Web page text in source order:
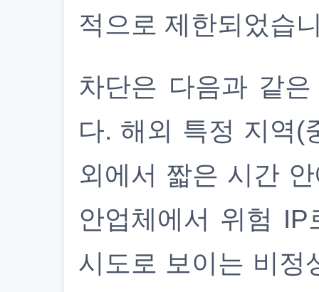
적으로 제한되었습
차단은 다음과 같
다. 해외 특정 지역(
외에서 짧은 시간
안업체에서 위험
시도로 보이는 비정